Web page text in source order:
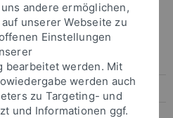
Archiv
andere ermöglichen,
unserer Webseite zu
Einstellungen
bearbeitet werden. Mit
werden auch
zu Targeting- und
und Informationen ggf.